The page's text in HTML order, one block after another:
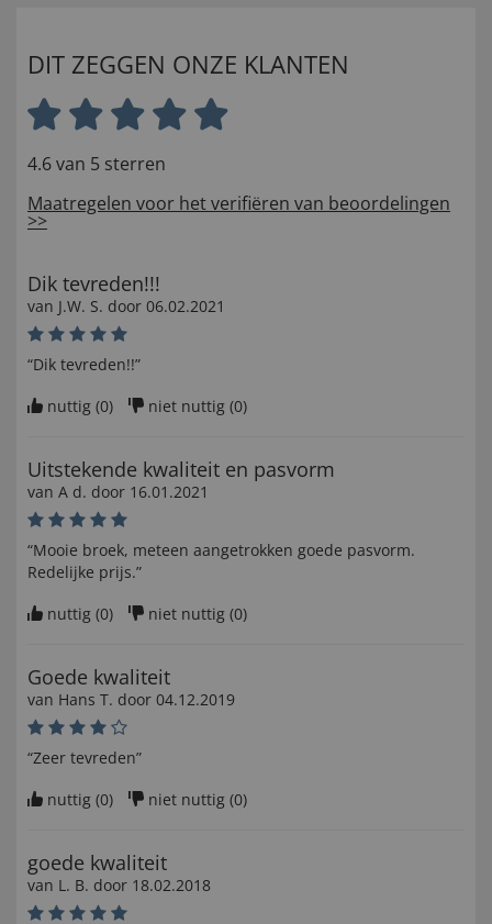
DIT ZEGGEN ONZE KLANTEN
4.6 van 5 sterren
Maatregelen voor het verifiëren van beoordelingen
>>
Dik tevreden!!!
van J.W. S. door 06.02.2021
“Dik tevreden!!”
nuttig (0) niet nuttig (0)
Uitstekende kwaliteit en pasvorm
van A d. door 16.01.2021
“Mooie broek, meteen aangetrokken goede pasvorm.
Redelijke prijs.”
nuttig (0) niet nuttig (0)
Goede kwaliteit
van Hans T. door 04.12.2019
“Zeer tevreden”
nuttig (0) niet nuttig (0)
goede kwaliteit
van L. B. door 18.02.2018